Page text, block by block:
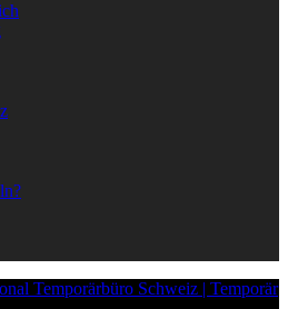
Temporärbüro Schweiz | Temporär